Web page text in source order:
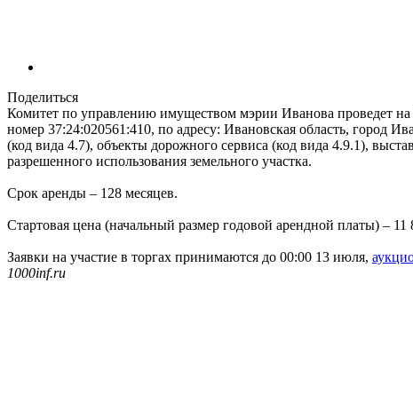
Поделиться
Комитет по управлению имуществом мэрии Иванова проведет
номер 37:24:020561:410, по адресу: Ивановская область, город
(код вида 4.7), объекты дорожного сервиса (код вида 4.9.1),
разрешенного использования земельного участка.
Срок аренды – 128 месяцев.
Стартовая цена (начальный размер годовой арендной платы) –
Заявки на участие в торгах принимаются до 00:00 13 июля,
1000inf.ru